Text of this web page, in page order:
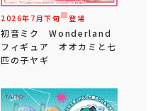
2026年 7 月下旬登場
初音ミク Wonderland
フィギュア オオカミと七
匹の子ヤギ